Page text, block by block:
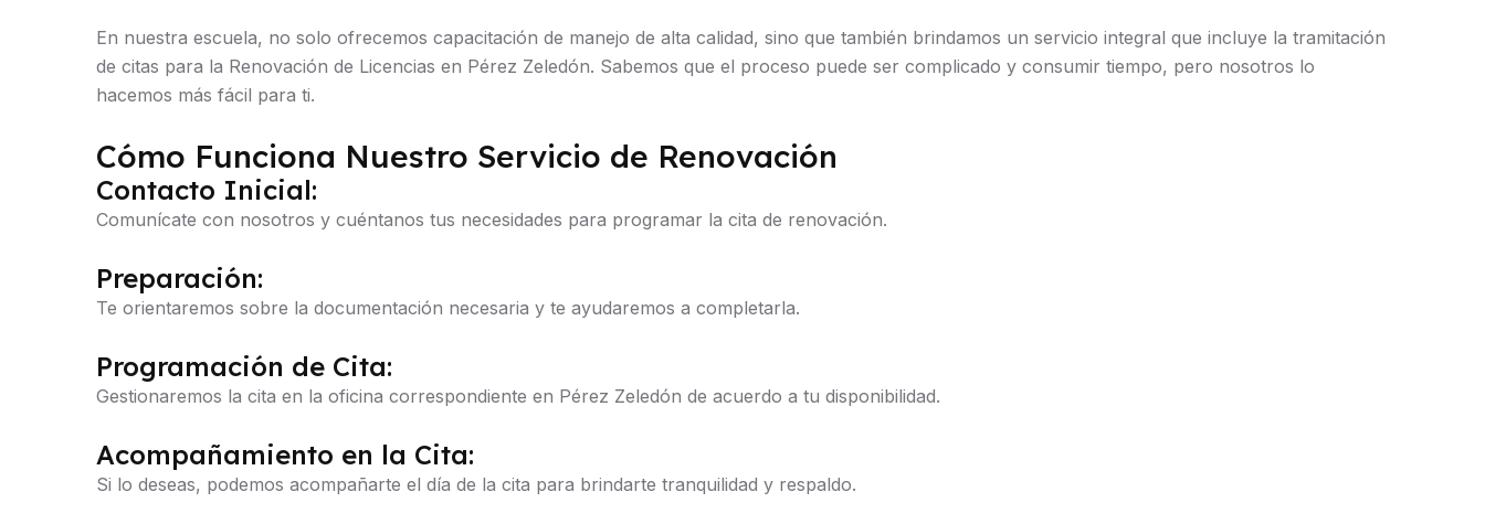
En nuestra escuela, no solo ofrecemos capacitación de manejo de alta calidad, sino que también brindamos un servicio integral que incluye la tramitación
de citas para la Renovación de Licencias en Pérez Zeledón. Sabemos que el proceso puede ser complicado y consumir tiempo, pero nosotros lo
hacemos más fácil para ti.
Cómo Funciona Nuestro Servicio de Renovación
Contacto Inicial:
Comunícate con nosotros y cuéntanos tus necesidades para programar la cita de renovación.
Preparación:
Te orientaremos sobre la documentación necesaria y te ayudaremos a completarla.
Programación de Cita:
Gestionaremos la cita en la oficina correspondiente en Pérez Zeledón de acuerdo a tu disponibilidad.
Acompañamiento en la Cita:
Si lo deseas, podemos acompañarte el día de la cita para brindarte tranquilidad y respaldo.